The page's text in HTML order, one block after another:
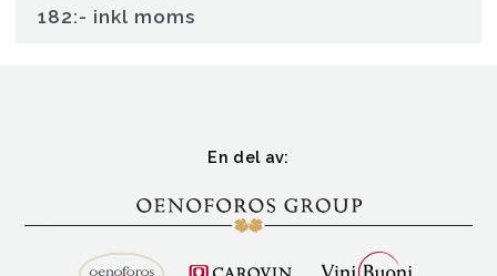
182:- inkl moms
En del av: